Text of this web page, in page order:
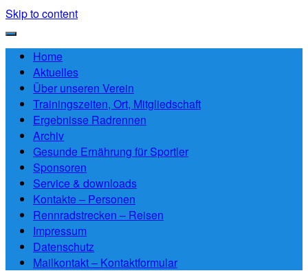
Skip to content
Home
Aktuelles
Über unseren Verein
Trainingszeiten, Ort, Mitgliedschaft
Ergebnisse Radrennen
Archiv
Gesunde Ernährung für Sportler
Sponsoren
Service & downloads
Kontakte – Personen
Rennradstrecken – Reisen
Impressum
Datenschutz
Mailkontakt – Kontaktformular